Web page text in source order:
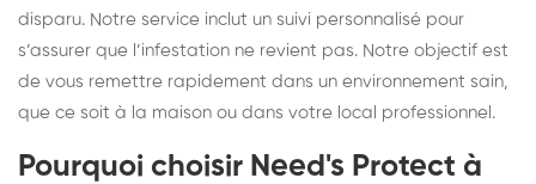
disparu. Notre service inclut un suivi personnalisé pour
s’assurer que l’infestation ne revient pas. Notre objectif est
de vous remettre rapidement dans un environnement sain,
que ce soit à la maison ou dans votre local professionnel.
Pourquoi choisir Need's Protect à